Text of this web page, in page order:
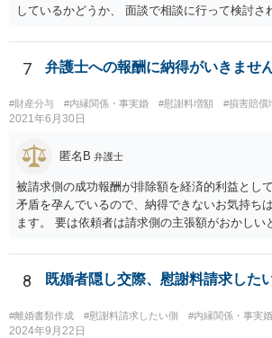
しているかどうか、 面談で相談に行って検討さ
あるからです。 他方で、実際問題として同棲の
生じているので、 厳密に婚約が成立している
す。 相手としても、裁判までして争って支払い
一定額を支払って円満に解決したいと考える可
7 弁護士への報酬に納得がいきませ
#財産分与 #内縁関係・事実婚 #慰謝料増額 #損害賠償
2021年6月30日
匿名B 弁護士
被請求側の成功報酬が排除額を経済的利益とし
矛盾を孕んでいるので、納得できないお気持ち
ます。 要は依頼者は請求側の主張額がおかしい
しておきながら、成功報酬の請求の段になると
側の主張額を基準にして排除額を経済的利益と
るのは、二枚舌との誹りを受けても仕方がない
す。 ですので、被請求側の弁護士は、タイムチ
対応継続月毎に報酬を受けたり、出廷日当で調
8 既婚者隠し交際、慰謝料請求したい
#離婚書類作成 #慰謝料請求したい側 #内縁関係・事実婚
2024年9月22日